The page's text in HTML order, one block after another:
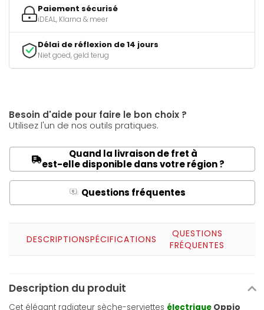
Paiement sécurisé
iDEAL, Klarna & meer
Délai de réflexion de 14 jours
Niet goed, geld terug
Besoin d'aide pour faire le bon choix ?
Utilisez l'un de nos outils pratiques.
Quand la livraison de fret à
est-elle disponible dans votre région ?
Q Questions fréquentes
DESCRIPTIONSPÉCIFICATIONS
QUESTIONS
FRÉQUENTES
Description du produit
Cet élégant radiateur sèche-serviettes électrique Oppio